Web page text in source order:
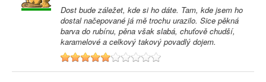
Dost bude záležet, kde si ho dáte. Tam, kde jsem ho
dostal načepované já mě trochu urazilo. Sice pěkná
barva do rubínu, pěna však slabá, chuťově chudší,
karamelové a celkový takový povadlý dojem.
5